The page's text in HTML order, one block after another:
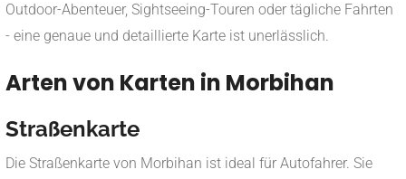
Outdoor-Abenteuer, Sightseeing-Touren oder tägliche Fahrten
- eine genaue und detaillierte Karte ist unerlässlich.
Arten von Karten in Morbihan
Straßenkarte
Die Straßenkarte von Morbihan ist ideal für Autofahrer. Sie